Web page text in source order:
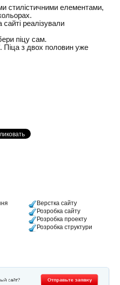
стилістичними елементами,
реалізували
піцу сам.
Піца з двох половин уже
Верстка сайту
Розробка сайту
Розробка проекту
Розробка структури